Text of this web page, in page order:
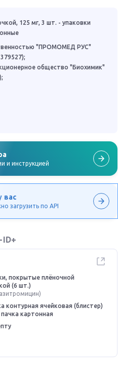
125 мг, 3 шт. - упаковки
"ПРОМОМЕД РУС"
общество "Биохимик"
и инструкцией
вас
загрузить по API
покрытые плёночной
(6 шт.)
контурная ячейковая (блистер)
картонная